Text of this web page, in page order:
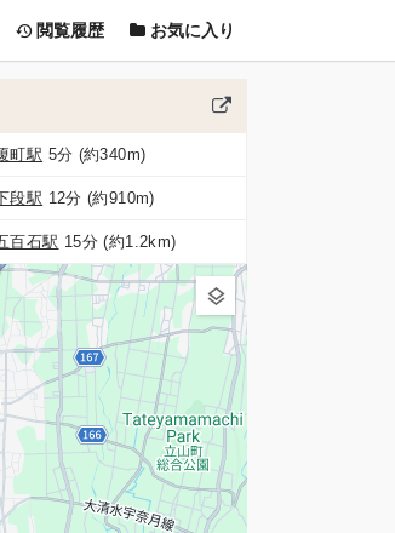
閲覧履歴 お気に入り
町駅 5分 (約340m)
段駅 12分 (約910m)
百石駅 15分 (約1.2km)